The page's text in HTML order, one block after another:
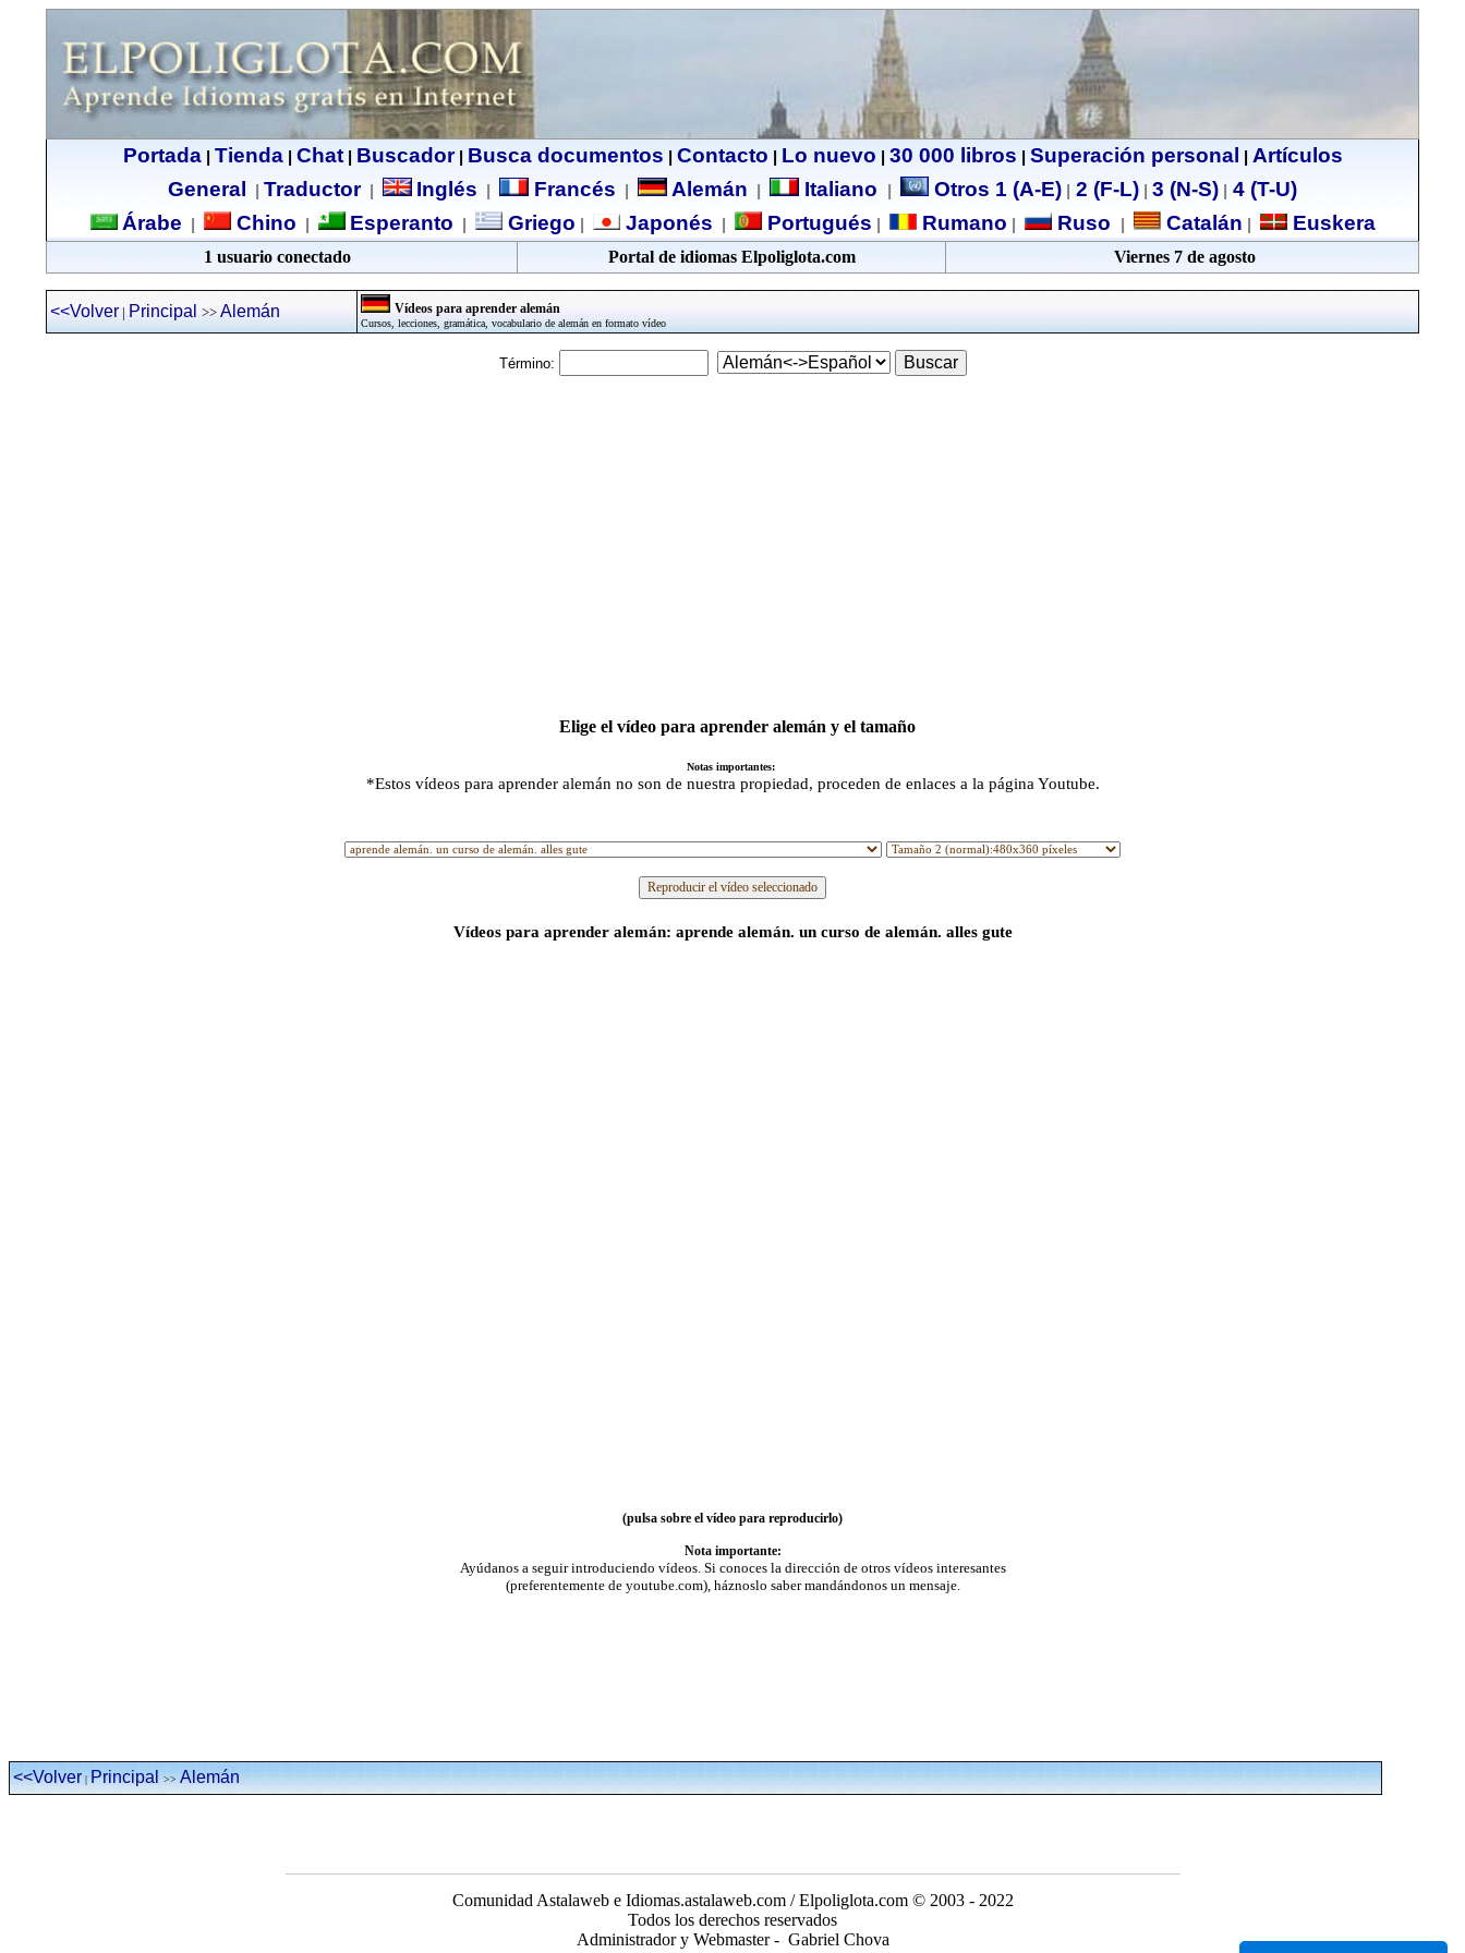
Portada| Tienda| Chat| Buscador| Busca documentos Contacto Lo nuevo 30 000 libros Superación personal
Artículos
General
Traductor| Inglés Francés Alemán Italiano Otros 1 (A-E) 2 (F-L) 3 (N-S)
4 (T-U)
Árabe
Chino Esperanto Griego Japonés Portugués Rumano Ruso Catalán Euskera
1 usuario conectado Portal de idiomas Elpoliglota.com Viernes 7 de agosto
<<Volver|Principal >>Alemán Vídeos para aprender alemán
Cursos, lecciones, gramática, vocabulario de alemán en formato vídeo
Término:
Elige el vídeo para aprender alemán y el tamaño
Notas importantes:
*Estos vídeos para aprender alemán no son de nuestra propiedad, proceden de enlaces a la página Youtube.
Vídeos para aprender alemán: aprende alemán. un curso de alemán. alles gute
(pulsa sobre el vídeo para reproducirlo)
Nota importante:
Ayúdanos a seguir introduciendo vídeos. Si conoces la dirección de otros vídeos interesantes
(preferentemente de youtube.com), háznoslo saber mandándonos un mensaje.
<<Volver|Principal >>Alemán
Comunidad Astalaweb e Idiomas.astalaweb.com / Elpoliglota.com © 2003 - 2022
Todos los derechos reservados
Administrador y Webmaster - Gabriel Chova